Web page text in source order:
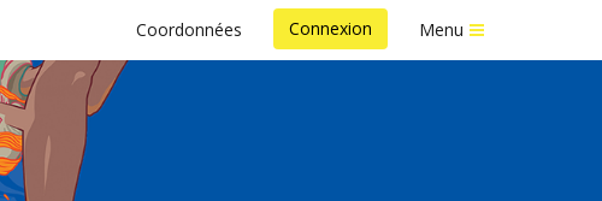
Coordonnées Connexion Menu